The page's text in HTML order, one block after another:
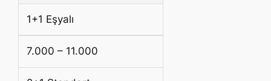
1+1 Eşyalı
7.000 – 11.000